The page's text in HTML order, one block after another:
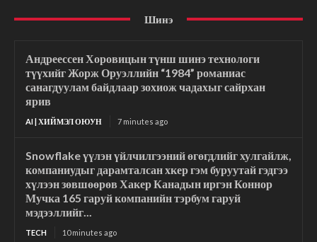
Шинэ
Андреессен Хоровицын түнш шинэ технологи
түүхийг Жорж Оруэллийн “1984” романиас
санагдуулам байдлаар зохиож чадахыг сайрхан
ярив
AI | ХИЙМЭЛ ОЮУН 7 minutes ago
Snowflake үүлэн үйлчилгээний өгөгдлийг хулгайлж,
компаниудыг дарамталсан хкер гэм буруутай гэдгээ
хүлээн зөвшөөрөв Хакер Канадын иргэн Коннор
Мучка 165 гаруй компанийн тэрбум гаруй
мэдээллийг...
TECH 10 minutes ago